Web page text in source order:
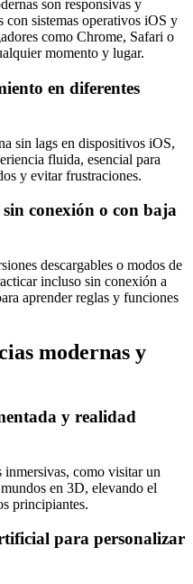
son responsivas y
con sistemas operativos iOS y
como Chrome, Safari o
momento y lugar.
en diferentes
sin lags en dispositivos iOS,
fluida, esencial para
y evitar frustraciones.
conexión o con baja
descargables o modos de
incluso sin conexión a
aprender reglas y funciones
modernas y
y realidad
inmersivas, como visitar un
en 3D, elevando el
principiantes.
para personalizar